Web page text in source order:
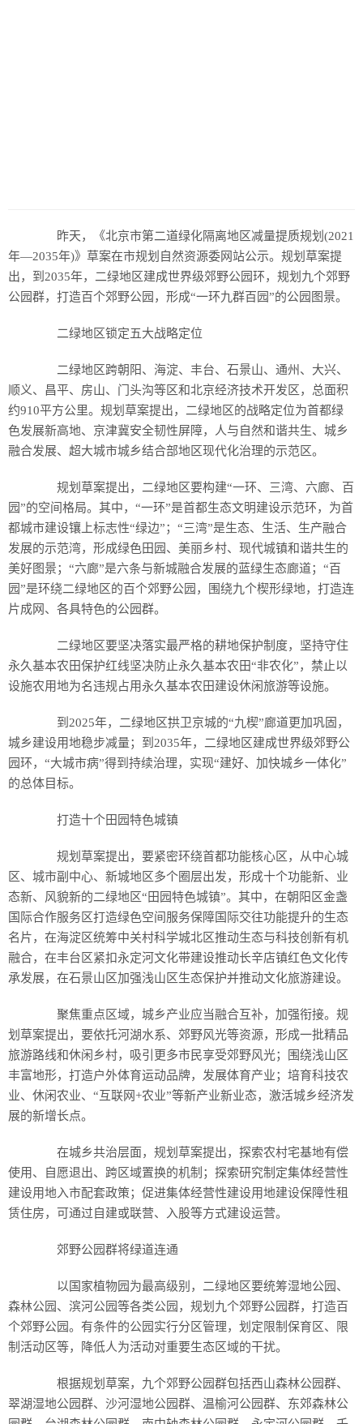
昨天，《北京市第二道绿化隔离地区减量提质规划(2021
年—2035年)》草案在市规划自然资源委网站公示。规划草案提
出，到2035年，二绿地区建成世界级郊野公园环，规划九个郊野
公园群，打造百个郊野公园，形成“一环九群百园”的公园图景。
二绿地区锁定五大战略定位
二绿地区跨朝阳、海淀、丰台、石景山、通州、大兴、
顺义、昌平、房山、门头沟等区和北京经济技术开发区，总面积
约910平方公里。规划草案提出，二绿地区的战略定位为首都绿
色发展新高地、京津冀安全韧性屏障，人与自然和谐共生、城乡
融合发展、超大城市城乡结合部地区现代化治理的示范区。
规划草案提出，二绿地区要构建“一环、三湾、六廊、百
园”的空间格局。其中，“一环”是首都生态文明建设示范环，为首
都城市建设镶上标志性“绿边”；“三湾”是生态、生活、生产融合
发展的示范湾，形成绿色田园、美丽乡村、现代城镇和谐共生的
美好图景；“六廊”是六条与新城融合发展的蓝绿生态廊道；“百
园”是环绕二绿地区的百个郊野公园，围绕九个楔形绿地，打造连
片成网、各具特色的公园群。
二绿地区要坚决落实最严格的耕地保护制度，坚持守住
永久基本农田保护红线坚决防止永久基本农田“非农化”，禁止以
设施农用地为名违规占用永久基本农田建设休闲旅游等设施。
到2025年，二绿地区拱卫京城的“九楔”廊道更加巩固，
城乡建设用地稳步减量；到2035年，二绿地区建成世界级郊野公
园环，“大城市病”得到持续治理，实现“建好、加快城乡一体化”
的总体目标。
打造十个田园特色城镇
规划草案提出，要紧密环绕首都功能核心区，从中心城
区、城市副中心、新城地区多个圈层出发，形成十个功能新、业
态新、风貌新的二绿地区“田园特色城镇”。其中，在朝阳区金盏
国际合作服务区打造绿色空间服务保障国际交往功能提升的生态
名片，在海淀区统筹中关村科学城北区推动生态与科技创新有机
融合，在丰台区紧扣永定河文化带建设推动长辛店镇红色文化传
承发展，在石景山区加强浅山区生态保护并推动文化旅游建设。
聚焦重点区域，城乡产业应当融合互补，加强衔接。规
划草案提出，要依托河湖水系、郊野风光等资源，形成一批精品
旅游路线和休闲乡村，吸引更多市民享受郊野风光；围绕浅山区
丰富地形，打造户外体育运动品牌，发展体育产业；培育科技农
业、休闲农业、“互联网+农业”等新产业新业态，激活城乡经济发
展的新增长点。
在城乡共治层面，规划草案提出，探索农村宅基地有偿
使用、自愿退出、跨区域置换的机制；探索研究制定集体经营性
建设用地入市配套政策；促进集体经营性建设用地建设保障性租
赁住房，可通过自建或联营、入股等方式建设运营。
郊野公园群将绿道连通
以国家植物园为最高级别，二绿地区要统筹湿地公园、
森林公园、滨河公园等各类公园，规划九个郊野公园群，打造百
个郊野公园。有条件的公园实行分区管理，划定限制保育区、限
制活动区等，降低人为活动对重要生态区域的干扰。
根据规划草案，九个郊野公园群包括西山森林公园群、
翠湖湿地公园群、沙河湿地公园群、温榆河公园群、东郊森林公